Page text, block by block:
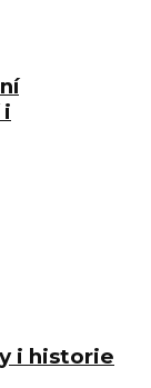
i
i historie